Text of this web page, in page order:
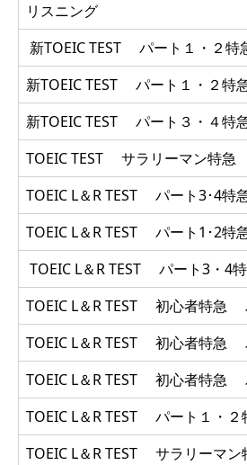
リスニング
新TOEIC TEST パート１・２
新TOEIC TEST パート１・２
新TOEIC TEST パート３・４
TOEIC TEST サラリーマン特
TOEIC L＆R TEST パート3･4
TOEIC L＆R TEST パート1･2
TOEIC L＆R TEST パート3・4
TOEIC L＆R TEST 初心者特急
TOEIC L＆R TEST 初心者特急
TOEIC L＆R TEST 初心者特急
TOEIC L＆R TEST パート１・
TOEIC L＆R TEST サラリーマ